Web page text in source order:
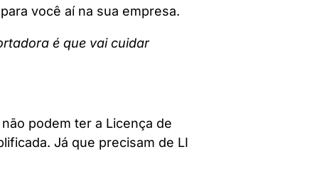
você aí na sua empresa.
é que vai cuidar
podem ter a Licença de
Já que precisam de LI